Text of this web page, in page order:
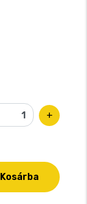
+
Kosárba